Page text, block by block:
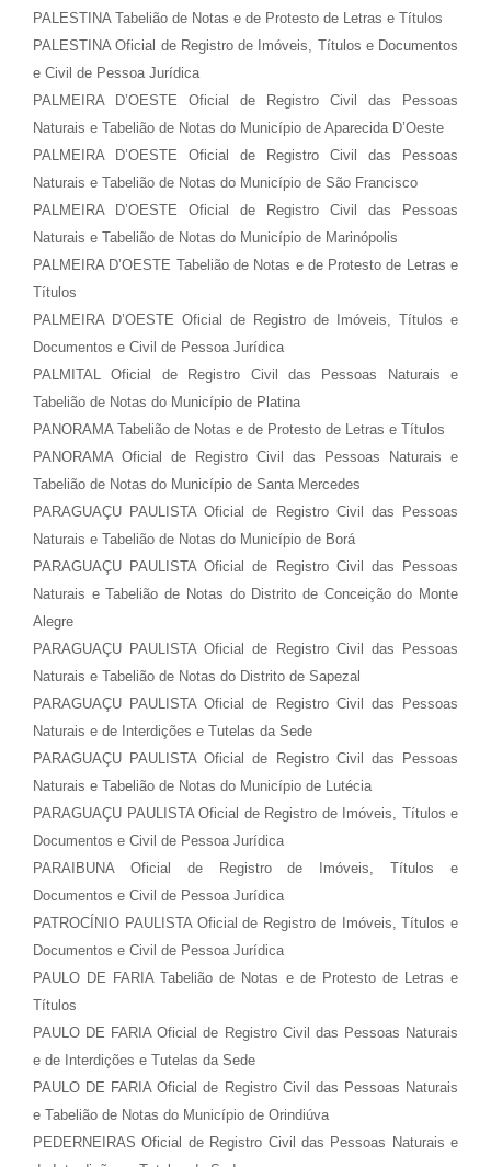
PALESTINA Tabelião de Notas e de Protesto de Letras e Títulos
PALESTINA Oficial de Registro de Imóveis, Títulos e Documentos
e Civil de Pessoa Jurídica
PALMEIRA D’OESTE Oficial de Registro Civil das Pessoas
Naturais e Tabelião de Notas do Município de Aparecida D’Oeste
PALMEIRA D’OESTE Oficial de Registro Civil das Pessoas
Naturais e Tabelião de Notas do Município de São Francisco
PALMEIRA D’OESTE Oficial de Registro Civil das Pessoas
Naturais e Tabelião de Notas do Município de Marinópolis
PALMEIRA D’OESTE Tabelião de Notas e de Protesto de Letras e
Títulos
PALMEIRA D’OESTE Oficial de Registro de Imóveis, Títulos e
Documentos e Civil de Pessoa Jurídica
PALMITAL Oficial de Registro Civil das Pessoas Naturais e
Tabelião de Notas do Município de Platina
PANORAMA Tabelião de Notas e de Protesto de Letras e Títulos
PANORAMA Oficial de Registro Civil das Pessoas Naturais e
Tabelião de Notas do Município de Santa Mercedes
PARAGUAÇU PAULISTA Oficial de Registro Civil das Pessoas
Naturais e Tabelião de Notas do Município de Borá
PARAGUAÇU PAULISTA Oficial de Registro Civil das Pessoas
Naturais e Tabelião de Notas do Distrito de Conceição do Monte
Alegre
PARAGUAÇU PAULISTA Oficial de Registro Civil das Pessoas
Naturais e Tabelião de Notas do Distrito de Sapezal
PARAGUAÇU PAULISTA Oficial de Registro Civil das Pessoas
Naturais e de Interdições e Tutelas da Sede
PARAGUAÇU PAULISTA Oficial de Registro Civil das Pessoas
Naturais e Tabelião de Notas do Município de Lutécia
PARAGUAÇU PAULISTA Oficial de Registro de Imóveis, Títulos e
Documentos e Civil de Pessoa Jurídica
PARAIBUNA Oficial de Registro de Imóveis, Títulos e
Documentos e Civil de Pessoa Jurídica
PATROCÍNIO PAULISTA Oficial de Registro de Imóveis, Títulos e
Documentos e Civil de Pessoa Jurídica
PAULO DE FARIA Tabelião de Notas e de Protesto de Letras e
Títulos
PAULO DE FARIA Oficial de Registro Civil das Pessoas Naturais
e de Interdições e Tutelas da Sede
PAULO DE FARIA Oficial de Registro Civil das Pessoas Naturais
e Tabelião de Notas do Município de Orindiúva
PEDERNEIRAS Oficial de Registro Civil das Pessoas Naturais e